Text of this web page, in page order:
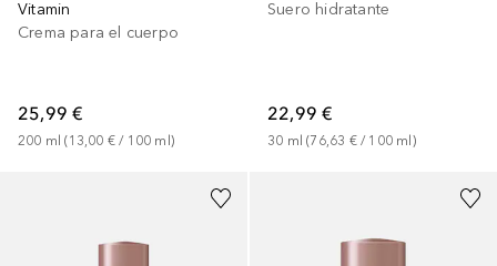
Vitamin
Crema para el cuerpo
25,99 €
200 ml (13,00 € / 100 ml )
Suero hidratante
22,99 €
30 ml (76,63 € / 100 ml )